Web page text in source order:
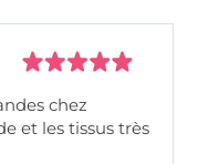
chez
et les tissus très